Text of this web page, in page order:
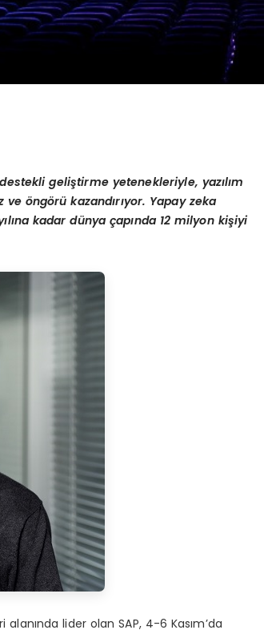
geliştirme yetenekleriyle, yazılım
öngörü kazandırıyor. Yapay zeka
kadar dünya çapında 12 milyon kişiyi
lider olan SAP, 4-6 Kasım’da